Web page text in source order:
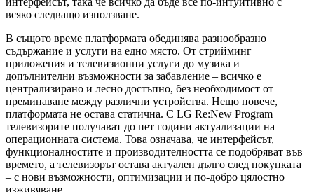
всяко следващо използване.
В същото време платформата обединява разнообразно
съдържание и услуги на едно място. От стрийминг
приложения и телевизионни услуги до музика и
допълнителни възможности за забавление – всичко е
централизирано и лесно достъпно, без необходимост от
преминаване между различни устройства. Нещо повече,
платформата не остава статична. С LG Re:New Program
телевизорите получават до пет години актуализации на
операционната система. Това означава, че интерфейсът,
функционалностите и производителността се подобряват във
времето, а телевизорът остава актуален дълго след покупката
– с нови възможности, оптимизации и по-добро цялостно
изживяване.